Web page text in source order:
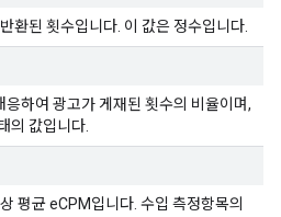
환된 횟수입니다. 이 값은 정수입니다.
하여 광고가 게재된 횟수의 비율이며,
의 값입니다.
평균 eCPM입니다. 수입 측정항목의